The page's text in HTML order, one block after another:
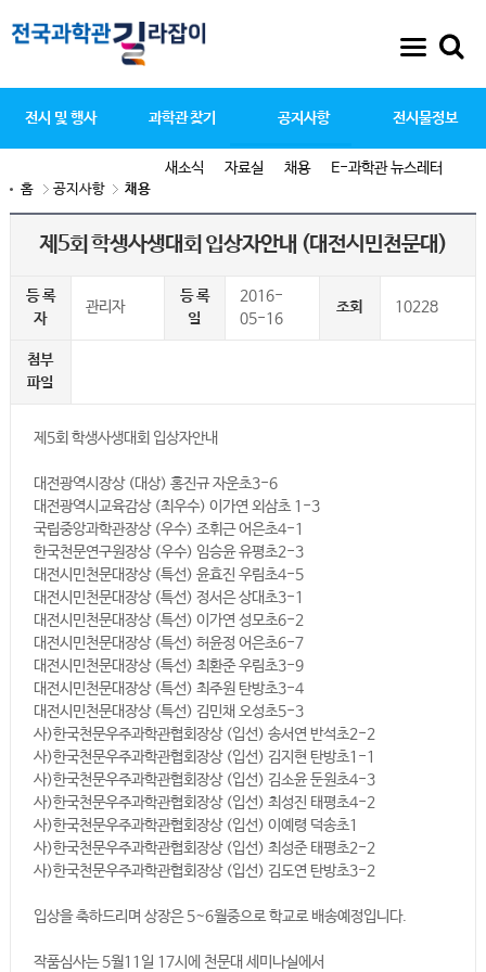
전시 및 행사 과학관 찾기 공지사항
새소식 자료실 채용 E-과학관 뉴스레터
전시물정보
홈 공지사항 채용
제5회 학생사생대회 입상자안내 (대전시민천문대)
등 록
자
관리자
등 록
일
2016-
05-16
조회 10228
첨부
파일
제5회 학생사생대회 입상자안내
대전광역시장상 (대상) 홍진규 자운초3-6
대전광역시교육감상 (최우수) 이가연 외삼초 1-3
국립중앙과학관장상 (우수) 조휘근 어은초4-1
한국천문연구원장상 (우수) 임승윤 유평초2-3
대전시민천문대장상 (특선) 윤효진 우림초4-5
대전시민천문대장상 (특선) 정서은 상대초3-1
대전시민천문대장상 (특선) 이가연 성모초6-2
대전시민천문대장상 (특선) 허윤정 어은초6-7
대전시민천문대장상 (특선) 최환준 우림초3-9
대전시민천문대장상 (특선) 최주원 탄방초3-4
대전시민천문대장상 (특선) 김민채 오성초5-3
사)한국천문우주과학관협회장상 (입선) 송서연 반석초2-2
사)한국천문우주과학관협회장상 (입선) 김지현 탄방초1-1
사)한국천문우주과학관협회장상 (입선) 김소윤 둔원초4-3
사)한국천문우주과학관협회장상 (입선) 최성진 태평초4-2
사)한국천문우주과학관협회장상 (입선) 이예령 덕송초1
사)한국천문우주과학관협회장상 (입선) 최성준 태평초2-2
사)한국천문우주과학관협회장상 (입선) 김도연 탄방초3-2
입상을 축하드리며 상장은 5~6월중으로 학교로 배송예정입니다.
작품심사는 5월11일 17시에 천문대 세미나실에서